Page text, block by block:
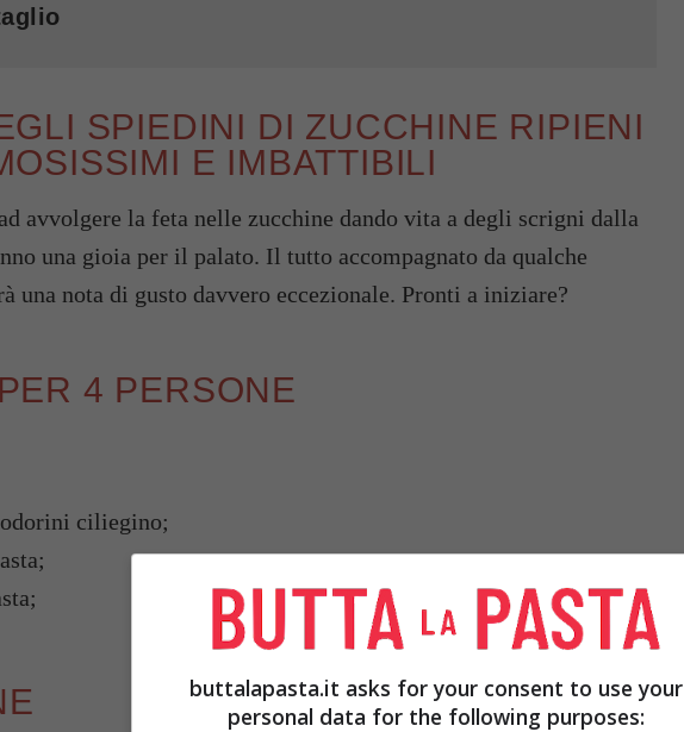
SPIEDINI DI ZUCCHINE RIPIENI
E IMBATTIBILI
avvolgere la feta nelle zucchine dando vita a degli scrigni dalla
una gioia per il palato. Il tutto accompagnato da qualche
una nota di gusto davvero eccezionale. Pronti a iniziare?
4 PERSONE
ciliegino;
buttalapasta.it asks for your consent to use your
personal data for the following purposes: